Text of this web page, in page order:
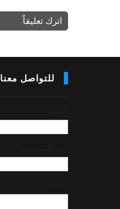
اترك تعليقاً
للتواصل معنا